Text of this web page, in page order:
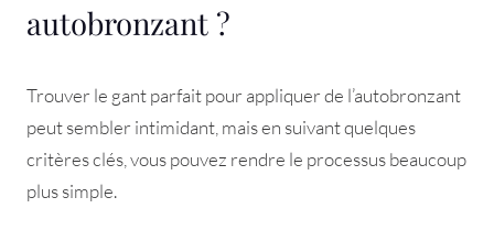
autobronzant ?
Trouver le gant parfait pour appliquer de l’autobronzant
peut sembler intimidant, mais en suivant quelques
critères clés, vous pouvez rendre le processus beaucoup
plus simple.